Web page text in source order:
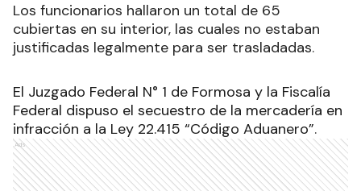
Los funcionarios hallaron un total de 65
cubiertas en su interior, las cuales no estaban
justificadas legalmente para ser trasladadas.
El Juzgado Federal N° 1 de Formosa y la Fiscalía
Federal dispuso el secuestro de la mercadería en
infracción a la Ley 22.415 “Código Aduanero”.
Ads